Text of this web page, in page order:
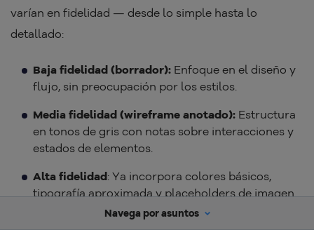
varían en fidelidad — desde lo simple hasta lo
detallado:
Baja fidelidad (borrador): Enfoque en el diseño y
flujo, sin preocupación por los estilos.
Media fidelidad (wireframe anotado): Estructura
en tonos de gris con notas sobre interacciones y
estados de elementos.
Alta fidelidad: Ya incorpora colores básicos,
tipografía aproximada y placeholders de imagen.
Defina la fidelidad según la etapa del proyecto y
Navega por asuntos